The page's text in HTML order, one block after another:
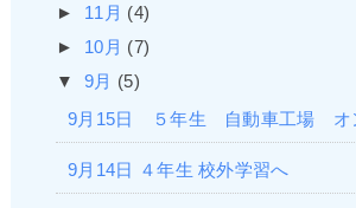
► 11月 (4)
► 10月 (7)
▼ 9月 (5)
9月15日 ５年生 自動車工場 オ
9月14日 ４年生 校外学習へ